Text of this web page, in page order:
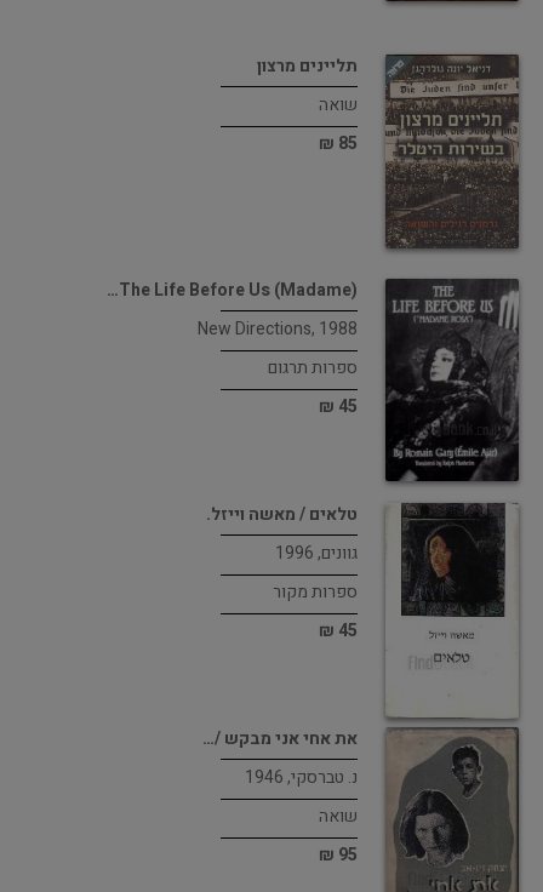
תליינים מרצון
שואה
85 ₪
(The Life Before Us (Madame…
New Directions, 1988
ספרות תרגום
45 ₪
טלאים / מאשה וייזל.
גוונים, 1996
ספרות מקור
45 ₪
את אחי אני מבקש /…
נ. טברסקי, 1946
שואה
95 ₪